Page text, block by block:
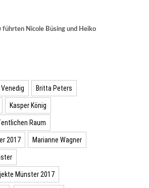
führten Nicole Büsing und Heiko
Britta Peters
Kasper König
Raum
2017 Marianne Wagner
Münster 2017